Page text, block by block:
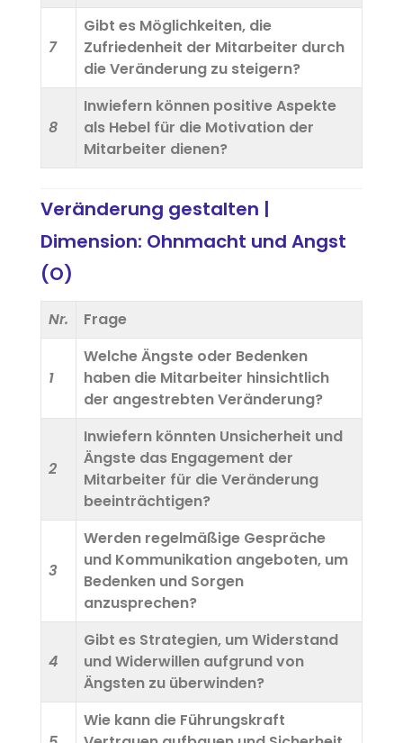
7
Gibt es Möglichkeiten, die
Zufriedenheit der Mitarbeiter durch
die Veränderung zu steigern?
8
Inwiefern können positive Aspekte
als Hebel für die Motivation der
Mitarbeiter dienen?
Veränderung gestalten |
Dimension: Ohnmacht und Angst
(O)
Nr. Frage
1
Welche Ängste oder Bedenken
haben die Mitarbeiter hinsichtlich
der angestrebten Veränderung?
2
Inwiefern könnten Unsicherheit und
Ängste das Engagement der
Mitarbeiter für die Veränderung
beeinträchtigen?
3
Werden regelmäßige Gespräche
und Kommunikation angeboten, um
Bedenken und Sorgen
anzusprechen?
4
Gibt es Strategien, um Widerstand
und Widerwillen aufgrund von
Ängsten zu überwinden?
Wie kann die Führungskraft